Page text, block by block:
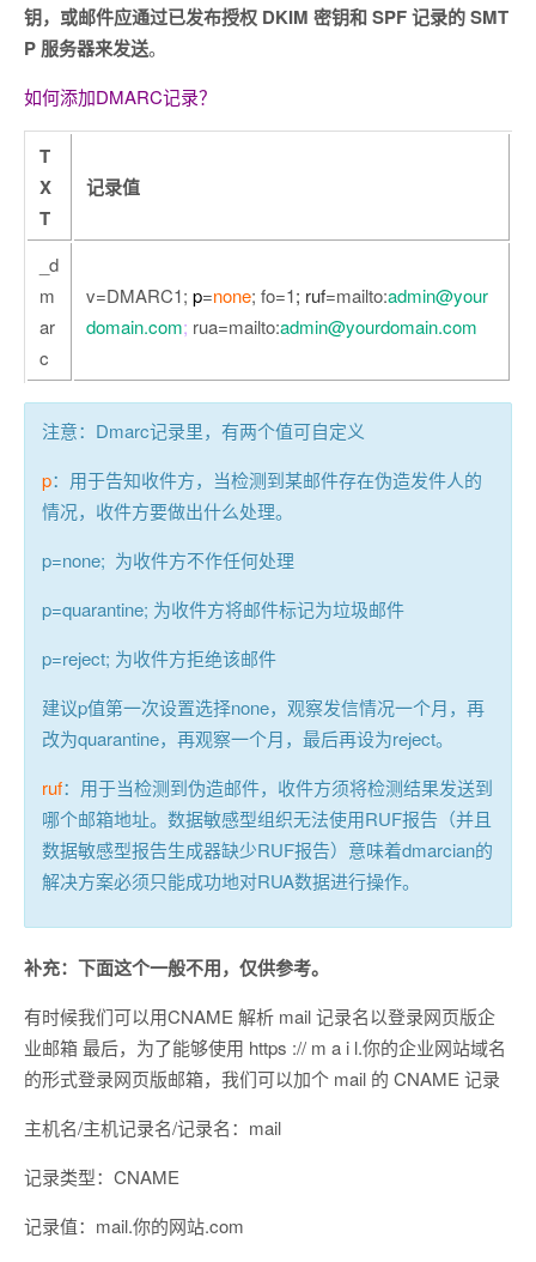
钥，或邮件应通过已发布授权 DKIM 密钥和 SPF 记录的 SMT
P 服务器来发送。
如何添加DMARC记录？
T
X
T
记录值
_d
m
ar
c
v=DMARC1; p=none; fo=1; ruf=mailto:admin@your
domain.com; rua=mailto:admin@yourdomain.com
注意：Dmarc记录里，有两个值可自定义
p：用于告知收件方，当检测到某邮件存在伪造发件人的
情况，收件方要做出什么处理。
p=none; 为收件方不作任何处理
p=quarantine; 为收件方将邮件标记为垃圾邮件
p=reject; 为收件方拒绝该邮件
建议p值第一次设置选择none，观察发信情况一个月，再
改为quarantine，再观察一个月，最后再设为reject。
ruf：用于当检测到伪造邮件，收件方须将检测结果发送到
哪个邮箱地址。数据敏感型组织无法使用RUF报告（并且
数据敏感型报告生成器缺少RUF报告）意味着dmarcian的
解决方案必须只能成功地对RUA数据进行操作。
补充：下面这个一般不用，仅供参考。
有时候我们可以用CNAME 解析 mail 记录名以登录网页版企
业邮箱 最后，为了能够使用 https :// m a i l.你的企业网站域名
的形式登录网页版邮箱，我们可以加个 mail 的 CNAME 记录
主机名/主机记录名/记录名：mail
记录类型：CNAME
记录值：mail.你的网站.com